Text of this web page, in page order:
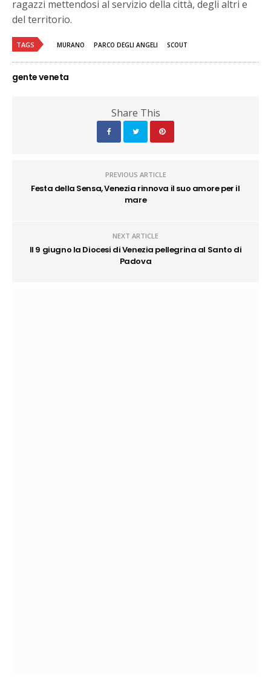
ragazzi mettendosi al servizio della città, degli altri e
del territorio.
TAGS MURANO PARCO DEGLI ANGELI SCOUT
gente veneta
Share This
PREVIOUS ARTICLE
Festa della Sensa, Venezia rinnova il suo amore per il
mare
NEXT ARTICLE
Il 9 giugno la Diocesi di Venezia pellegrina al Santo di
Padova